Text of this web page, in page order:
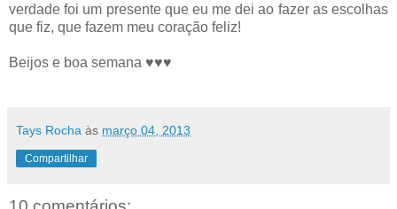
verdade foi um presente que eu me dei ao fazer as escolhas
que fiz, que fazem meu coração feliz!
Beijos e boa semana ♥♥♥
Tays Rocha às março 04, 2013
Compartilhar